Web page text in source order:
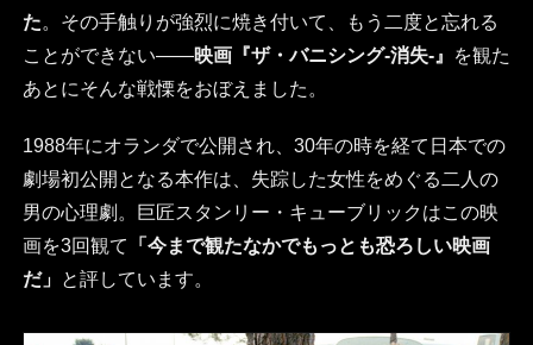
た。その手触りが強烈に焼き付いて、もう二度と忘れる
ことができない――映画『ザ・バニシング-消失-』
を観た
あとにそんな戦慄をおぼえました。
1988年にオランダで公開され、30年の時を経て日本での
劇場初公開となる本作は、失踪した女性をめぐる二人の
男の心理劇。巨匠スタンリー・キューブリックはこの映
画を3回観て
「今まで観たなかでもっとも恐ろしい映画
だ」 と評しています。